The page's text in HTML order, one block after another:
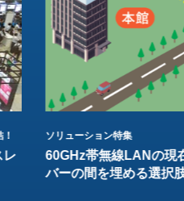
レ
ソリューション特集
60GHz帯無線LANの
バーの間を埋める選択